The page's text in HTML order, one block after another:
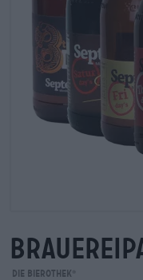
Die Bierothek